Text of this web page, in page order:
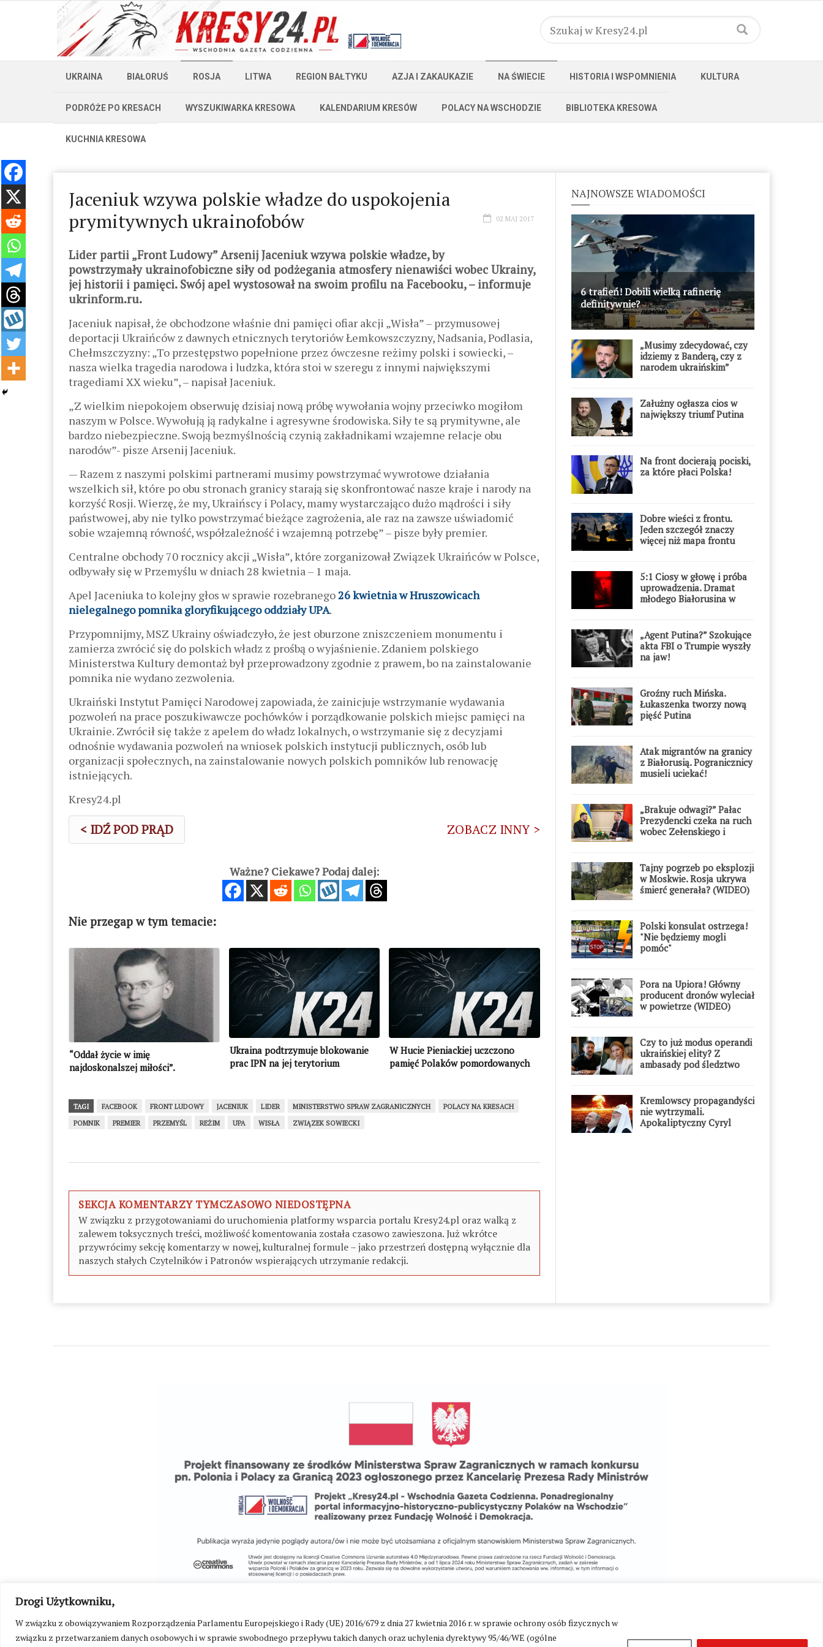
Drogi Użytkowniku,
W związku z obowiązywaniem Rozporządzenia Parlamentu Europejskiego i Rady (UE) 2016/679 z dnia 27 kwietnia 2016 r. w sprawie ochrony osób fizycznych w
związku z przetwarzaniem danych osobowych i w sprawie swobodnego przepływu takich danych oraz uchylenia dyrektywy 95/46/WE (ogólne
UKRAINA BIAŁORUŚ ROSJA LITWA REGION BAŁTYKU AZJA I ZAKAUKAZIE NA ŚWIECIE HISTORIA I WSPOMNIENIA KULTURA
PODRÓŻE PO KRESACH WYSZUKIWARKA KRESOWA KALENDARIUM KRESÓW POLACY NA WSCHODZIE BIBLIOTEKA KRESOWA
KUCHNIA KRESOWA
Jaceniuk wzywa polskie władze do uspokojenia
prymitywnych ukrainofobów
02 MAJ 2017
Lider partii „Front Ludowy” Arsenij Jaceniuk wzywa polskie władze, by
powstrzymały ukrainofobiczne siły od podżegania atmosfery nienawiści wobec Ukrainy,
jej historii i pamięci. Swój apel wystosował na swoim profilu na Facebooku, – informuje
ukrinform.ru.
Jaceniuk napisał, że obchodzone właśnie dni pamięci ofiar akcji „Wisła” – przymusowej
deportacji Ukraińców z dawnych etnicznych terytoriów Łemkowszczyzny, Nadsania, Podlasia,
Chełmszczyzny: „To przestępstwo popełnione przez ówczesne reżimy polski i sowiecki, –
nasza wielka tragedia narodowa i ludzka, która stoi w szeregu z innymi największymi
tragediami XX wieku”, – napisał Jaceniuk.
„Z wielkim niepokojem obserwuję dzisiaj nową próbę wywołania wojny przeciwko mogiłom
naszym w Polsce. Wywołują ją radykalne i agresywne środowiska. Siły te są prymitywne, ale
bardzo niebezpieczne. Swoją bezmyślnością czynią zakładnikami wzajemne relacje obu
narodów”- pisze Arsenij Jaceniuk.
— Razem z naszymi polskimi partnerami musimy powstrzymać wywrotowe działania
wszelkich sił, które po obu stronach granicy starają się skonfrontować nasze kraje i narody na
korzyść Rosji. Wierzę, że my, Ukraińscy i Polacy, mamy wystarczająco dużo mądrości i siły
państwowej, aby nie tylko powstrzymać bieżące zagrożenia, ale raz na zawsze uświadomić
sobie wzajemną równość, współzależność i wzajemną potrzebę” – pisze były premier.
Centralne obchody 70 rocznicy akcji „Wisła”, które zorganizował Związek Ukraińców w Polsce,
odbywały się w Przemyślu w dniach 28 kwietnia – 1 maja.
Apel Jaceniuka to kolejny głos w sprawie rozebranego26 kwietnia w Hruszowicach
nielegalnego pomnika gloryfikującego oddziały UPA.
Przypomnijmy, MSZ Ukrainy oświadczyło, że jest oburzone zniszczeniem monumentu i
zamierza zwrócić się do polskich władz z prośbą o wyjaśnienie. Zdaniem polskiego
Ministerstwa Kultury demontaż był przeprowadzony zgodnie z prawem, bo na zainstalowanie
pomnika nie wydano zezwolenia.
Ukraiński Instytut Pamięci Narodowej zapowiada, że zainicjuje wstrzymanie wydawania
pozwoleń na prace poszukiwawcze pochówków i porządkowanie polskich miejsc pamięci na
Ukrainie. Zwrócił się także z apelem do władz lokalnych, o wstrzymanie się z decyzjami
odnośnie wydawania pozwoleń na wniosek polskich instytucji publicznych, osób lub
organizacji społecznych, na zainstalowanie nowych polskich pomników lub renowację
istniejących.
Kresy24.pl
< IDŹ POD PRĄD ZOBACZ INNY >
Ważne? Ciekawe? Podaj dalej:
Nie przegap w tym temacie:
“Oddał życie w imię
najdoskonalszej miłości”.
Ukraina podtrzymuje blokowanie
prac IPN na jej terytorium
W Hucie Pieniackiej uczczono
pamięć Polaków pomordowanych
TAGI FACEBOOK FRONT LUDOWY JACENIUK LIDER MINISTERSTWO SPRAW ZAGRANICZNYCH
POLACY NA KRESACH
POMNIK
PREMIER PRZEMYŚL REŻIM UPA WISŁA ZWIĄZEK SOWIECKI
SEKCJA KOMENTARZY TYMCZASOWO NIEDOSTĘPNA
W związku z przygotowaniami do uruchomienia platformy wsparcia portalu Kresy24.pl oraz walką z
zalewem toksycznych treści, możliwość komentowania została czasowo zawieszona. Już wkrótce
przywrócimy sekcję komentarzy w nowej, kulturalnej formule – jako przestrzeń dostępną wyłącznie dla
naszych stałych Czytelników i Patronów wspierających utrzymanie redakcji.
NAJNOWSZE WIADOMOŚCI
6 trafień! Dobili wielką rafinerię
definitywnie?
„Musimy zdecydować, czy
idziemy z Banderą, czy z
narodem ukraińskim”
Załużny ogłasza cios w
największy triumf Putina
Na front docierają pociski,
za które płaci Polska!
Dobre wieści z frontu.
Jeden szczegół znaczy
więcej niż mapa frontu
5:1 Ciosy w głowę i próba
uprowadzenia. Dramat
młodego Białorusina w
„Agent Putina?” Szokujące
akta FBI o Trumpie wyszły
na jaw!
Groźny ruch Mińska.
Łukaszenka tworzy nową
pięść Putina
Atak migrantów na granicy
z Białorusią. Pogranicznicy
musieli uciekać!
„Brakuje odwagi?” Pałac
Prezydencki czeka na ruch
wobec Zełenskiego i
Tajny pogrzeb po eksplozji
w Moskwie. Rosja ukrywa
śmierć generała? (WIDEO)
Polski konsulat ostrzega!
"Nie będziemy mogli
pomóc"
Pora na Upiora! Główny
producent dronów wyleciał
w powietrze (WIDEO)
Czy to już modus operandi
ukraińskiej elity? Z
ambasady pod śledztwo
Kremlowscy propagandyści
nie wytrzymali.
Apokaliptyczny Cyryl